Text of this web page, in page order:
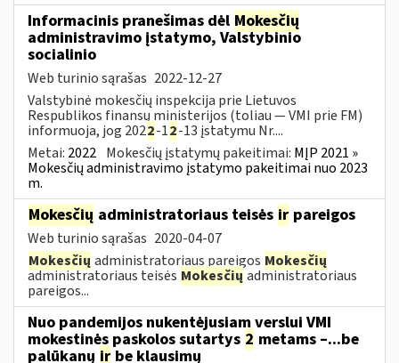
Informacinis pranešimas dėl Mokesčių
administravimo įstatymo, Valstybinio
socialinio
Web turinio sąrašas 2022-12-27
Valstybinė mokesčių inspekcija prie Lietuvos
Respublikos finansų ministerijos (toliau — VMI prie FM)
informuoja, jog 2022-12-13 įstatymu Nr....
Metai: 2022 Mokesčių įstatymų pakeitimai: MĮP 2021 »
Mokesčių administravimo įstatymo pakeitimai nuo 2023
m.
Mokesčių administratoriaus teisės ir pareigos
Web turinio sąrašas 2020-04-07
Mokesčių administratoriaus pareigos Mokesčių
administratoriaus teisės Mokesčių administratoriaus
pareigos...
Nuo pandemijos nukentėjusiam verslui VMI
mokestinės paskolos sutartys 2 metams –...be
palūkanų ir be klausimų